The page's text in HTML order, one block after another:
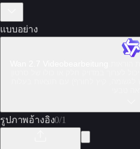
แบบอย่าง
รูปภาพอ้างอิง0/1